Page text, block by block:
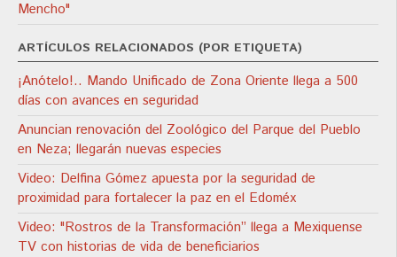
Mencho"
ARTÍCULOS RELACIONADOS (POR ETIQUETA)
¡Anótelo!.. Mando Unificado de Zona Oriente llega a 500
días con avances en seguridad
Anuncian renovación del Zoológico del Parque del Pueblo
en Neza; llegarán nuevas especies
Video: Delfina Gómez apuesta por la seguridad de
proximidad para fortalecer la paz en el Edoméx
Video: "Rostros de la Transformación” llega a Mexiquense
TV con historias de vida de beneficiarios